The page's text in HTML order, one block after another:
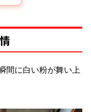
間に白い粉が舞い上